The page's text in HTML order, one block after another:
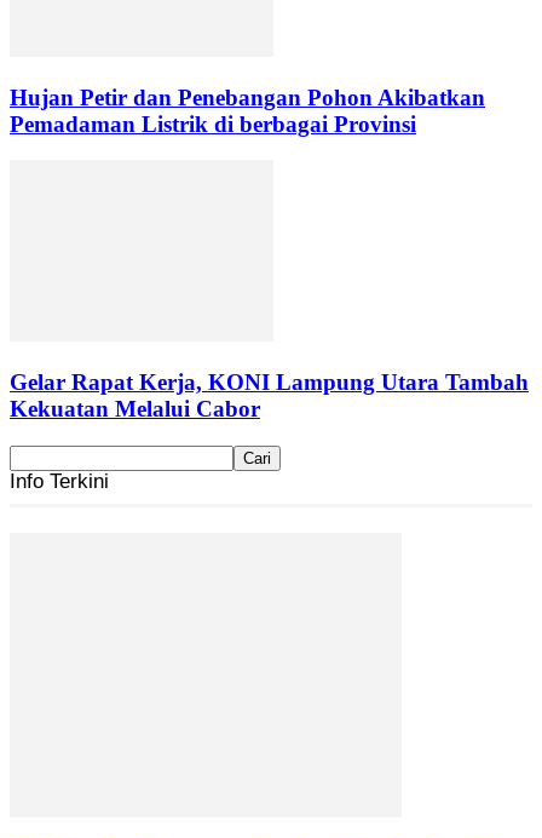
Hujan Petir dan Penebangan Pohon Akibatkan
Pemadaman Listrik di berbagai Provinsi
Gelar Rapat Kerja, KONI Lampung Utara Tambah
Kekuatan Melalui Cabor
Info Terkini